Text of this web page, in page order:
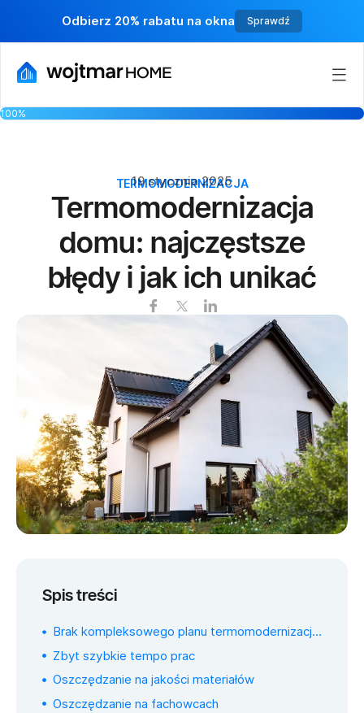
Odbierz 20% rabatu na okna Sprawdź
100%
TERMOMODERNIZACJA
19 stycznia 2025
Termomodernizacja
domu: najczęstsze
błędy i jak ich unikać
Spis treści
Brak kompleksowego planu termomodernizacji domu
Zbyt szybkie tempo prac
Oszczędzanie na jakości materiałów
Oszczędzanie na fachowcach